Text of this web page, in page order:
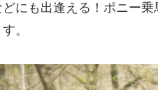
にも出逢える！ポニー
。